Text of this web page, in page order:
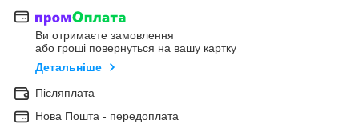
Ви отримаєте замовлення
або гроші повернуться на вашу картку
Детальніше
Післяплата
Нова Пошта - передоплата